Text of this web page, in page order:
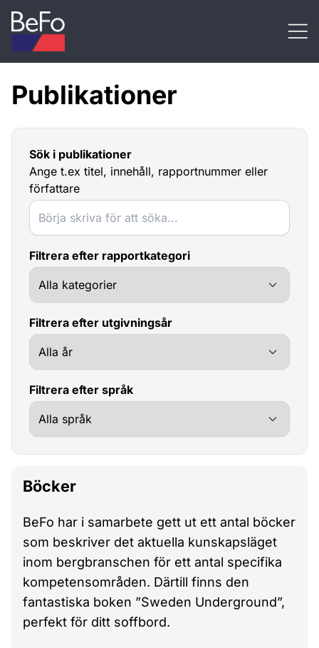
Skip to content
Publikationer
Sök i publikationer
Ange t.ex titel, innehåll, rapportnummer eller
författare
Filtrera efter rapportkategori
Filtrera efter utgivningsår
Filtrera efter språk
Böcker
BeFo har i samarbete gett ut ett antal böcker
som beskriver det aktuella kunskapsläget
inom bergbranschen för ett antal specifika
kompetensområden. Därtill finns den
fantastiska boken ”Sweden Underground”,
perfekt för ditt soffbord.